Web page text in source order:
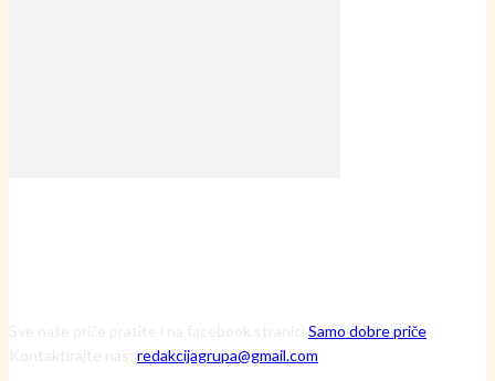
Samo dobre priče
redakcijagrupa@gmail.com